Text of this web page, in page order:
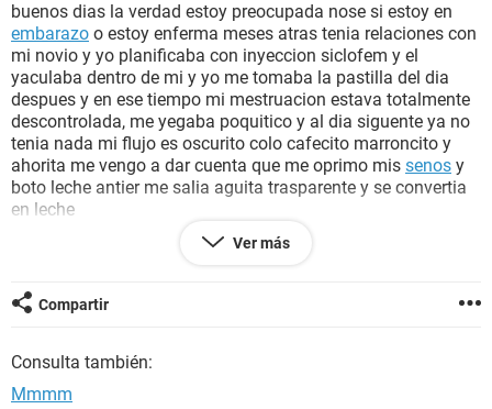
BIENESTAR
SEXUALIDAD
GLOSARIO
buenos dias la verdad estoy preocupada nose si estoy en
embarazo o estoy enferma meses atras tenia relaciones con
mi novio y yo planificaba con inyeccion siclofem y el
yaculaba dentro de mi y yo me tomaba la pastilla del dia
despues y en ese tiempo mi mestruacion estava totalmente
descontrolada, me yegaba poquitico y al dia siguente ya no
tenia nada mi flujo es oscurito colo cafecito marroncito y
ahorita me vengo a dar cuenta que me oprimo mis senos y
boto leche antier me salia aguita trasparente y se convertia
en leche
ayer ya salia mas especita, me hice la
casera y salio negativa salio una rrallita la erdad nose estoy
nose :(
Ver más
Compartir
Consulta también:
Mmmm